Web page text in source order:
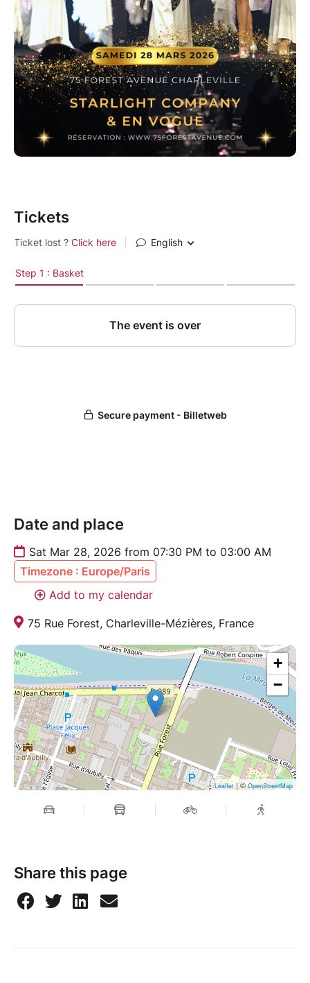
Tickets
Date and place
Sat Mar 28, 2026 from 07:30 PM to 03:00 AM
Timezone : Europe/Paris
Add to my calendar
75 Rue Forest, Charleville-Mézières, France
+
−
Leaflet| ©OpenStreetMap
Share this page